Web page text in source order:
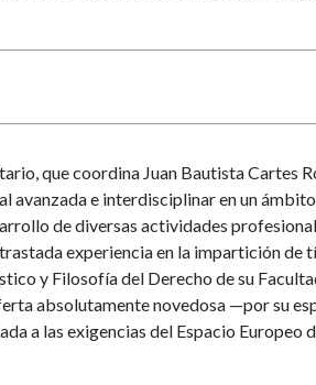
que coordina Juan Bautista Cartes
avanzada e interdisciplinar en un
de diversas actividades
experiencia en la impartición
y Filosofía del Derecho de su
absolutamente novedosa —por su
a las exigencias del Espacio Europeo